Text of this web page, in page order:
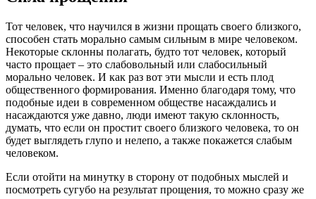
Тот человек, что научился в жизни прощать своего близкого,
способен стать морально самым сильным в мире человеком.
Некоторые склонны полагать, будто тот человек, который
часто прощает – это слабовольный или слабосильный
морально человек. И как раз вот эти мысли и есть плод
общественного формирования. Именно благодаря тому, что
подобные идеи в современном обществе насаждались и
насаждаются уже давно, люди имеют такую склонность,
думать, что если он простит своего близкого человека, то он
будет выглядеть глупо и нелепо, а также покажется слабым
человеком.
Если отойти на минутку в сторону от подобных мыслей и
посмотреть сугубо на результат прощения, то можно сразу же